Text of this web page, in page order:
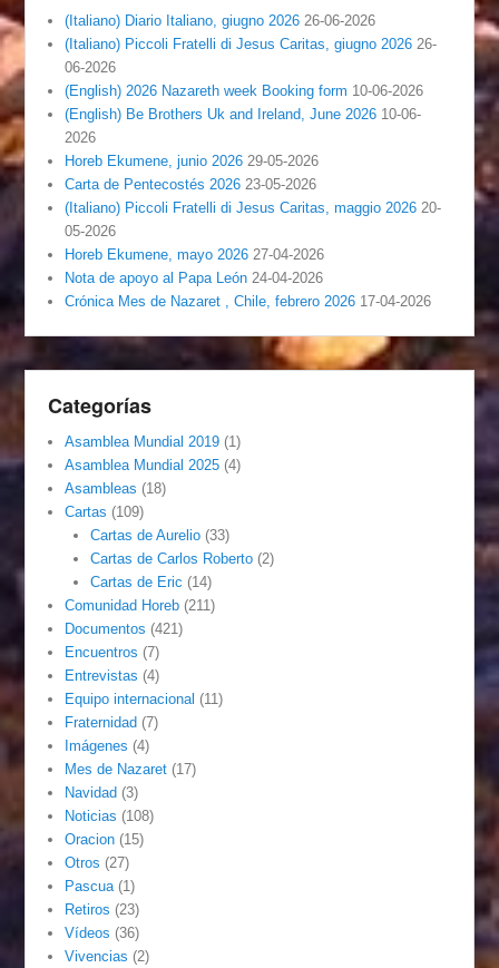
(Italiano) Diario Italiano, giugno 2026 26-06-2026
(Italiano) Piccoli Fratelli di Jesus Caritas, giugno 2026 26-
06-2026
(English) 2026 Nazareth week Booking form 10-06-2026
(English) Be Brothers Uk and Ireland, June 2026 10-06-
2026
Horeb Ekumene, junio 2026 29-05-2026
Carta de Pentecostés 2026 23-05-2026
(Italiano) Piccoli Fratelli di Jesus Caritas, maggio 2026 20-
05-2026
Horeb Ekumene, mayo 2026 27-04-2026
Nota de apoyo al Papa León 24-04-2026
Crónica Mes de Nazaret , Chile, febrero 2026 17-04-2026
Categorías
Asamblea Mundial 2019 (1)
Asamblea Mundial 2025 (4)
Asambleas (18)
Cartas (109)
Cartas de Aurelio(33)
Cartas de Carlos Roberto(2)
Cartas de Eric (14)
Comunidad Horeb (211)
Documentos (421)
Encuentros (7)
Entrevistas (4)
Equipo internacional (11)
Fraternidad (7)
Imágenes (4)
Mes de Nazaret (17)
Navidad (3)
Noticias (108)
Oracion (15)
Otros (27)
Pascua (1)
Retiros (23)
Vídeos (36)
Vivencias (2)